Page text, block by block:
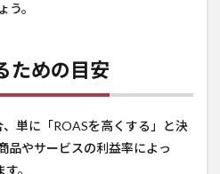
。
ための目安
単に「ROASを高くする」と決
品やサービスの利益率によっ
。